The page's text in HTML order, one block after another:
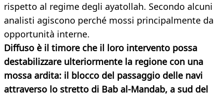
rispetto al regime degli ayatollah. Secondo alcuni
analisti agiscono perché mossi principalmente da
opportunità interne.
Diffuso è il timore che il loro intervento possa
destabilizzare ulteriormente la regione con una
mossa ardita: il blocco del passaggio delle navi
attraverso lo stretto di Bab al-Mandab, a sud del